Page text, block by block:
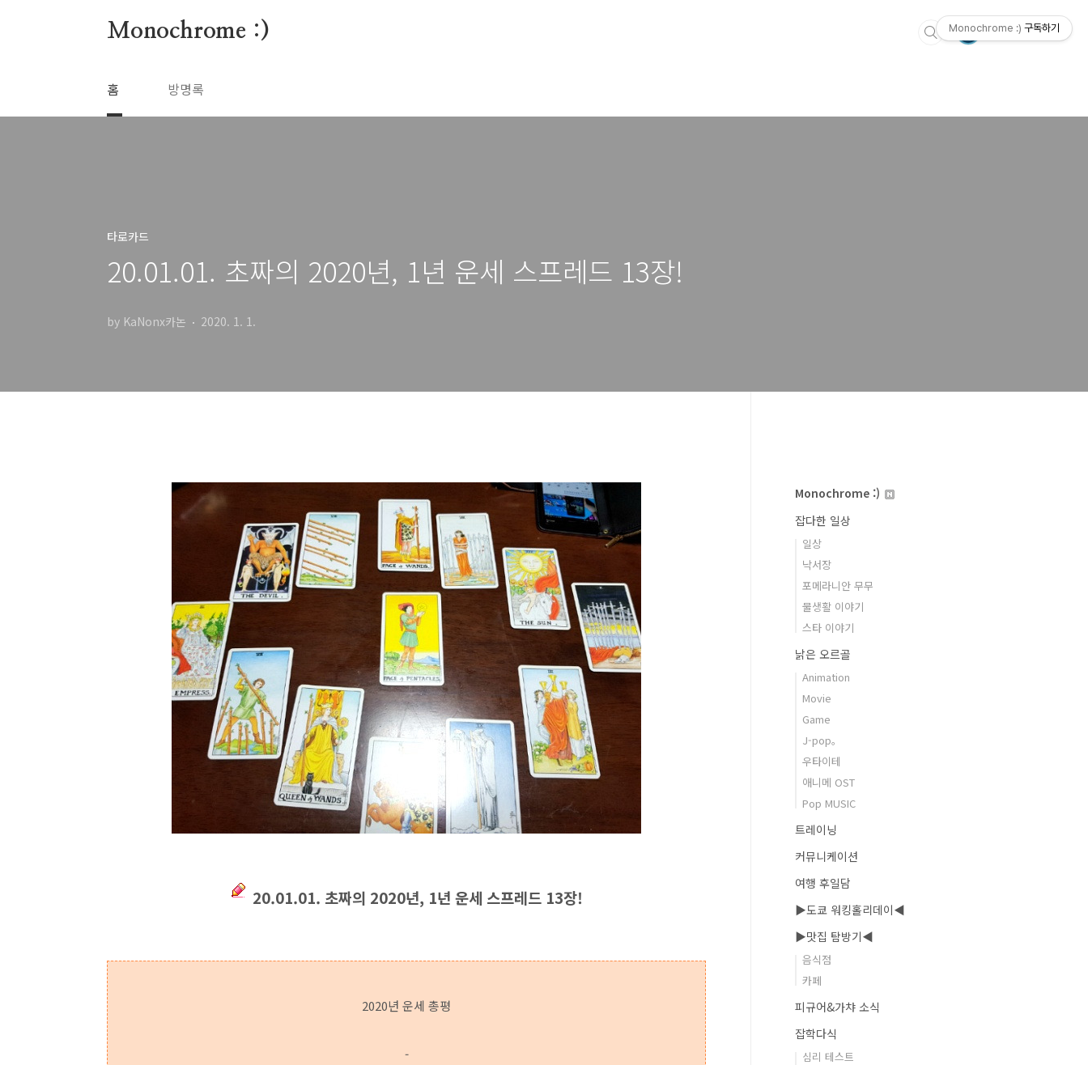
Monochrome :)
홈 방명록
타로카드
20.01.01. 초짜의 2020년, 1년 운세 스프레드 13장!
by KaNonx카논 2020. 1. 1.
20.01.01. 초짜의 2020년, 1년 운세 스프레드 13장!
2020년 운세 총평
-
Monochrome :)
잡다한 일상
일상
낙서장
포메라니안 무무
물생활 이야기
스타 이야기
낡은 오르골
Animation
Movie
Game
J-pop。
우타이테
애니메 OST
Pop MUSIC
트레이닝
커뮤니케이션
여행 후일담
▶도쿄 워킹홀리데이◀
▶맛집 탐방기◀
음식점
카페
피규어&가챠 소식
잡학다식
심리 테스트
Monochrome :) 구독하기